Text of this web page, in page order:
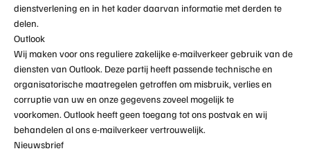
dienstverlening en in het kader daarvan informatie met derden te
delen.
Outlook
Wij maken voor ons reguliere zakelijke e-mailverkeer gebruik van de
diensten van Outlook. Deze partij heeft passende technische en
organisatorische maatregelen getroffen om misbruik, verlies en
corruptie van uw en onze gegevens zoveel mogelijk te
voorkomen. Outlook heeft geen toegang tot ons postvak en wij
behandelen al ons e-mailverkeer vertrouwelijk.
Nieuwsbrief